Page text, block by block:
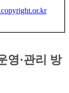
영·관리 방